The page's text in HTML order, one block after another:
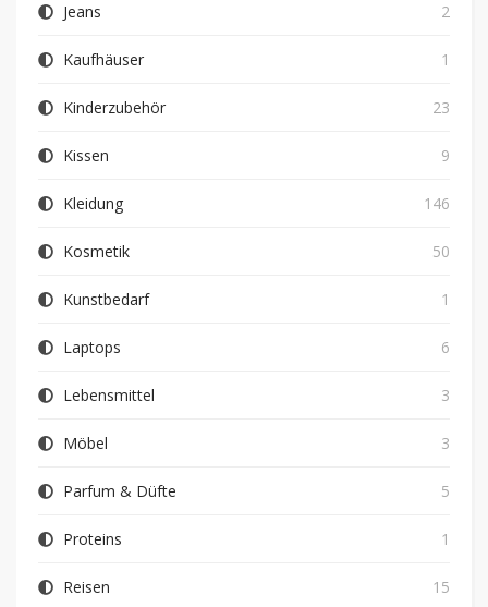
Jeans 2
Kaufhäuser 1
Kinderzubehör 23
Kissen 9
Kleidung 146
Kosmetik 50
Kunstbedarf 1
Laptops 6
Lebensmittel 3
Möbel 3
Parfum & Düfte 5
Proteins 1
Reisen 15